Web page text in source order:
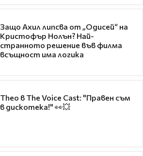
Защо Ахил липсва от „Одисей“ на
Кристофър Нолън? Най-
странното решение във филма
всъщност има логика
Theo в The Voice Cast: "Правен съм
в дискотека!" 👀💥